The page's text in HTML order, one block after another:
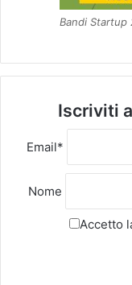
Bandi Startup
Iscriviti
Email*
Nome
Accetto